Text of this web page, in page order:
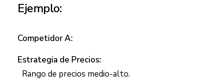
Ejemplo:
Competidor A:
Estrategia de Precios:
Rango de precios medio-alto.